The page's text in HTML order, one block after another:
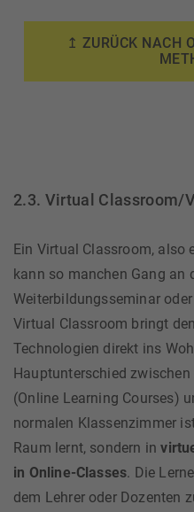
↥ ZURÜCK NACH
2.3. Virtual Classroom/
Ein Virtual Classroom, also
kann so manchen Gang an
Weiterbildungsseminar
Virtual Classroom bringt
Technologien direkt ins
Hauptunterschied zwischen
(Online Learning Courses)
normalen Klassenzimmer
Raum lernt, sondern in
in Online-Classes. Die
dem Lehrer oder Dozenten